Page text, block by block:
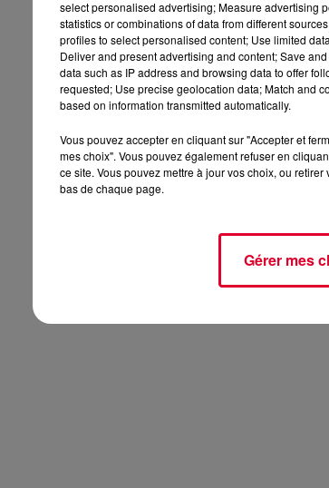
select personalised advertising; Measure advertising
statistics or combinations of data from different
profiles to select personalised content; Use limited
Deliver and present advertising and content; Save
data such as IP address and browsing data to offer
requested; Use precise geolocation data; Match and
based on information transmitted automatically.
Vous pouvez accepter en cliquant sur "Accepter et
mes choix". Vous pouvez également refuser en
ce site. Vous pouvez mettre à jour vos choix, ou
bas de chaque page.
Gérer mes